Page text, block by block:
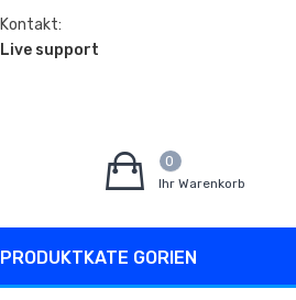
Kontakt:
Live support
PRODUKTKATE GORIEN
0
Ihr Warenkorb